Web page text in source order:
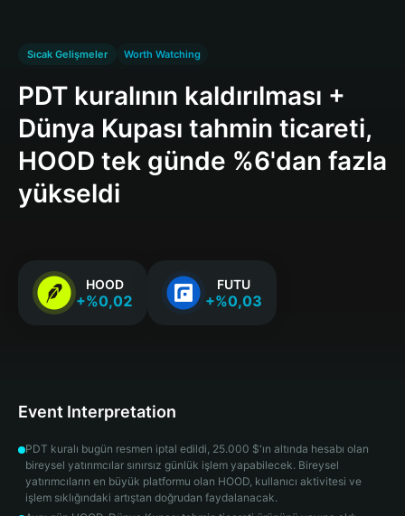
Sıcak Gelişmeler Worth Watching
PDT kuralının kaldırılması +
Dünya Kupası tahmin ticareti,
HOOD tek günde %6'dan fazla
yükseldi
HOOD
+%0,02
FUTU
+%0,03
Event Interpretation
PDT kuralı bugün resmen iptal edildi, 25.000 $'ın altında hesabı olan
bireysel yatırımcılar sınırsız günlük işlem yapabilecek. Bireysel
yatırımcıların en büyük platformu olan HOOD, kullanıcı aktivitesi ve
işlem sıklığındaki artıştan doğrudan faydalanacak.